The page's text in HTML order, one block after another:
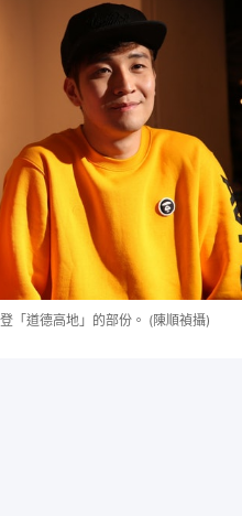
「道德高地」的部份。 (陳順禎攝)